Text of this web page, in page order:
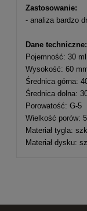
Zastosowanie:
- analiza bardzo
Dane techniczne:
Pojemność: 30 ml
Wysokość: 60
Średnica górna:
Średnica dolna:
Porowatość: G-5
Wielkość porów:
Materiał tygla:
Materiał dysku: